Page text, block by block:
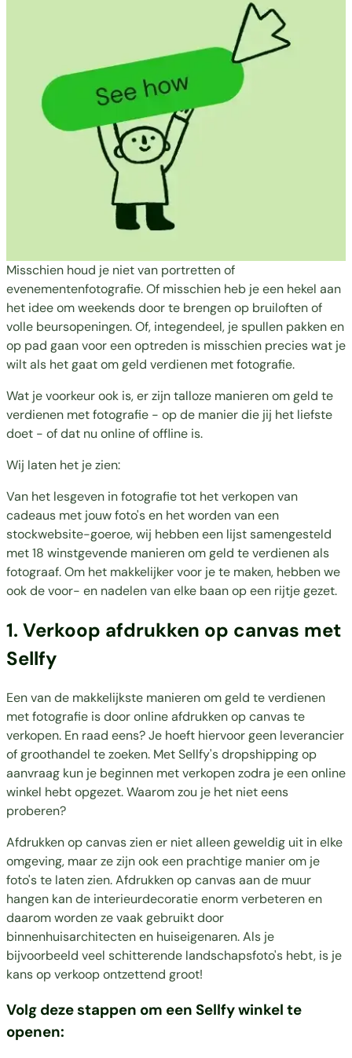
Misschien houd je niet van portretten of
evenementenfotografie. Of misschien heb je een hekel aan
het idee om weekends door te brengen op bruiloften of
volle beursopeningen. Of, integendeel, je spullen pakken en
op pad gaan voor een optreden is misschien precies wat je
wilt als het gaat om geld verdienen met fotografie.
Wat je voorkeur ook is, er zijn talloze manieren om geld te
verdienen met fotografie - op de manier die jij het liefste
doet - of dat nu online of offline is.
Wij laten het je zien:
Van het lesgeven in fotografie tot het verkopen van
cadeaus met jouw foto's en het worden van een
stockwebsite-goeroe, wij hebben een lijst samengesteld
met 18 winstgevende manieren om geld te verdienen als
fotograaf. Om het makkelijker voor je te maken, hebben we
ook de voor- en nadelen van elke baan op een rijtje gezet.
1. Verkoop afdrukken op canvas met
Sellfy
Een van de makkelijkste manieren om geld te verdienen
met fotografie is door online afdrukken op canvas te
verkopen. En raad eens? Je hoeft hiervoor geen leverancier
of groothandel te zoeken. Met Sellfy's dropshipping op
aanvraag kun je beginnen met verkopen zodra je een online
winkel hebt opgezet. Waarom zou je het niet eens
proberen?
Afdrukken op canvas zien er niet alleen geweldig uit in elke
omgeving, maar ze zijn ook een prachtige manier om je
foto's te laten zien. Afdrukken op canvas aan de muur
hangen kan de interieurdecoratie enorm verbeteren en
daarom worden ze vaak gebruikt door
binnenhuisarchitecten en huiseigenaren. Als je
bijvoorbeeld veel schitterende landschapsfoto's hebt, is je
kans op verkoop ontzettend groot!
Volg deze stappen om een Sellfy winkel te
openen: